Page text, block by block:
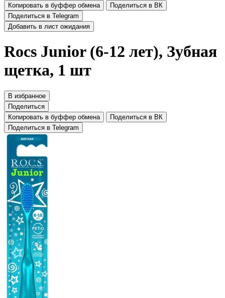
Копировать в буффер обмена
Поделиться в ВК
Поделиться в Telegram
Добавить в лист ожидания
Rocs Junior (6-12 лет), Зубная
щетка, 1 шт
В избранное
Поделиться
Копировать в буффер обмена
Поделиться в ВК
Поделиться в Telegram